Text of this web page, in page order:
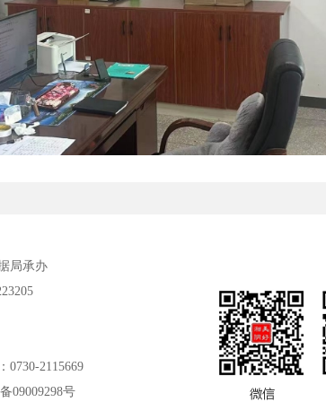
政府信息形成或者变更之日起20个工作日内予
局承办
0730-2115669
09009298号